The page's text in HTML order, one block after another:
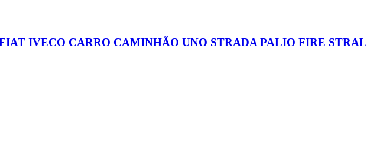
IVECO CARRO CAMINHÃO UNO STRADA PALIO FIRE